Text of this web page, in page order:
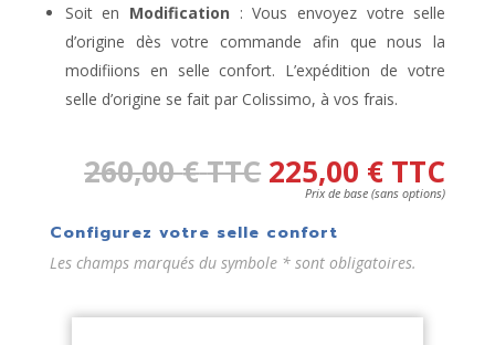
Soit en Modification : Vous envoyez votre selle
d’origine dès votre commande afin que nous la
modifiions en selle confort. L’expédition de votre
selle d’origine se fait par Colissimo, à vos frais.
260,00€TTC 225,00 € TTC
Prix de base (sans options)
Configurez votre selle confort
Les champs marqués du symbole * sont obligatoires.